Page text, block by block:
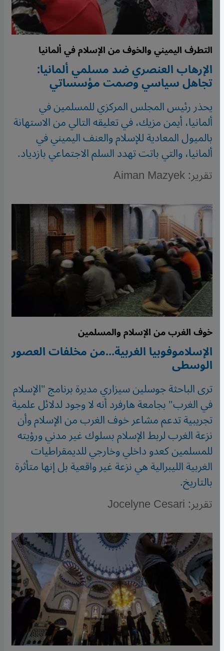
التطرف اليميني والخوف من الإسلام في ألمانيا
الإرهاب العنصري ضد مسلمي ألمانيا:
تجاهل سياسي وصمت مؤسساتي
يحذر رئيس المجلس المركزي للمسلمين في
ألمانيا، أيمن مزيك، في تعليقه التالي من الاستهانة
بالميول المعادية للإسلام والعنف اليميني في
ألمانيا، والتي باتت تهدد السلم الاجتماعي بازدياد.
تقرير: Aiman Mazyek
خوف الغرب من الإسلام والمسلمين
الإسلاموفوبيا الغربية...من مخلفات العصور
الوسطى
ترى الباحثة جوسلين سيزاري مديرة برنامج "الإسلام
في الغرب" بجامعة هارفرد أنه لا وجود لدلائل علمية
تجريبية تدعم مشاعر خوف الغرب من الإسلام وأن
نزعة الغرب لربط الإسلام بسلوك غير مدني ورؤيته
للمسلمين كعدو داخلي وخارجي للديمقراطيات
الغربية الليبرالية هي نزعة غير واقعية بل إنها متأثرة
بالتاريخ.
تقرير: Jocelyne Cesari